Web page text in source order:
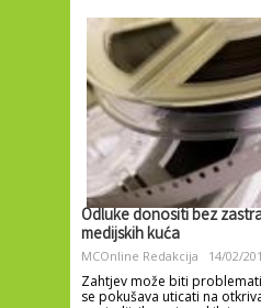
Odluke donositi bez
medijskih kuća
MCOnline Redakcija 14/02/
Zahtjev može biti
se pokušava uticati na